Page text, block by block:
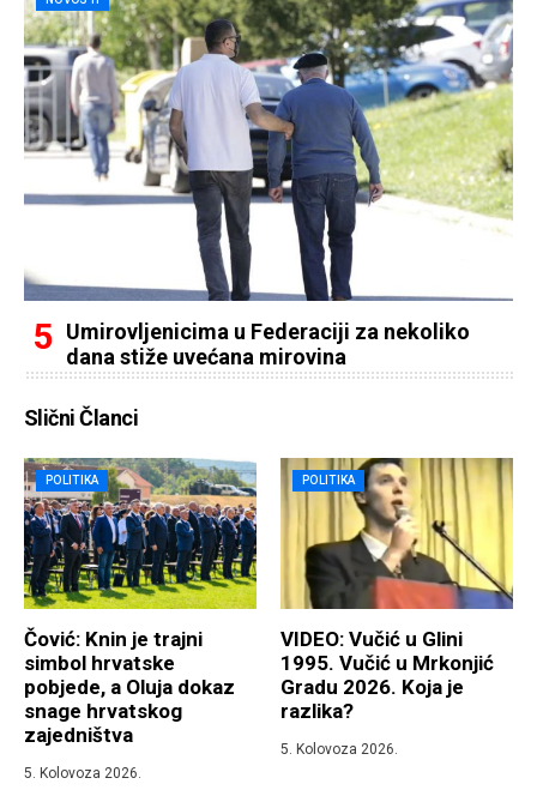
Umirovljenicima u Federaciji za nekoliko
dana stiže uvećana mirovina
Slični Članci
POLITIKA
Čović: Knin je trajni
simbol hrvatske
pobjede, a Oluja dokaz
snage hrvatskog
zajedništva
5. Kolovoza 2026.
POLITIKA
VIDEO: Vučić u Glini
1995. Vučić u Mrkonjić
Gradu 2026. Koja je
razlika?
5. Kolovoza 2026.